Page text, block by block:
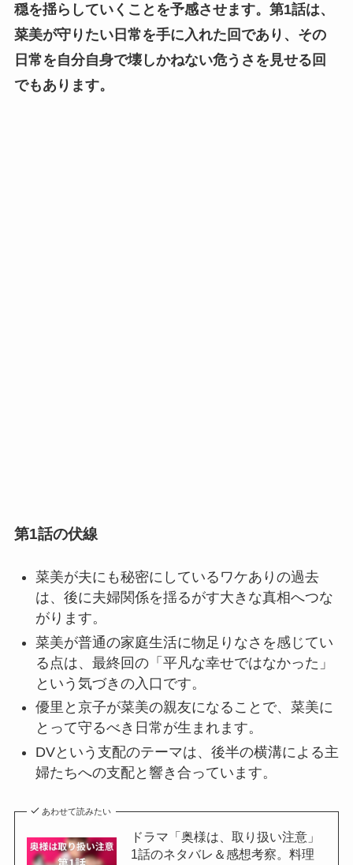
穏を揺らしていくことを予感させます。 第1話は、
菜美が守りたい日常を手に入れた回であり、その
日常を自分自身で壊しかねない危うさを見せる回
でもあります。
第1話の伏線
菜美が夫にも秘密にしているワケありの過去
は、後に夫婦関係を揺るがす大きな真相へつな
がります。
菜美が普通の家庭生活に物足りなさを感じてい
る点は、最終回の「平凡な幸せではなかった」
という気づきの入口です。
優里と京子が菜美の親友になることで、菜美に
とって守るべき日常が生まれます。
DVという支配のテーマは、後半の横溝による主
婦たちへの支配と響き合っています。
あわせて読みたい
ドラマ「奥様は、取り扱い注意」
1話のネタバレ＆感想考察。料理